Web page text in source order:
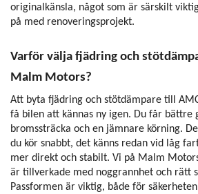
originalkänsla, något som är särskilt
på med renoveringsprojekt.
Varför välja fjädring och
Malm Motors?
Att byta fjädring och stötdämpare till
få bilen att kännas ny igen. Du får bättre
bromssträcka och en jämnare körning.
du kör snabbt, det känns redan vid låg
mer direkt och stabilt. Vi på Malm
är tillverkade med noggrannhet och rätt
Passformen är viktig, både för